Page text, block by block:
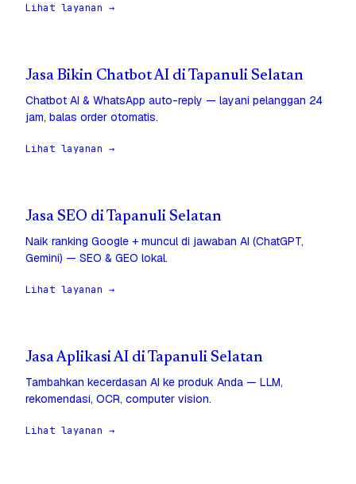
Lihat layanan →
Jasa Bikin Chatbot AI di Tapanuli Selatan
Chatbot AI & WhatsApp auto-reply — layani pelanggan 24
jam, balas order otomatis.
Lihat layanan →
Jasa SEO di Tapanuli Selatan
Naik ranking Google + muncul di jawaban AI (ChatGPT,
Gemini) — SEO & GEO lokal.
Lihat layanan →
Jasa Aplikasi AI di Tapanuli Selatan
Tambahkan kecerdasan AI ke produk Anda — LLM,
rekomendasi, OCR, computer vision.
Lihat layanan →